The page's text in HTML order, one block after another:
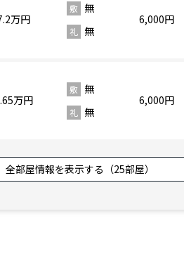
万円
敷 無
礼 無
6,000円
万円
敷 無
礼 無
6,000円
万円
敷 無
6,000円
全部屋情報を表示する（25部屋）